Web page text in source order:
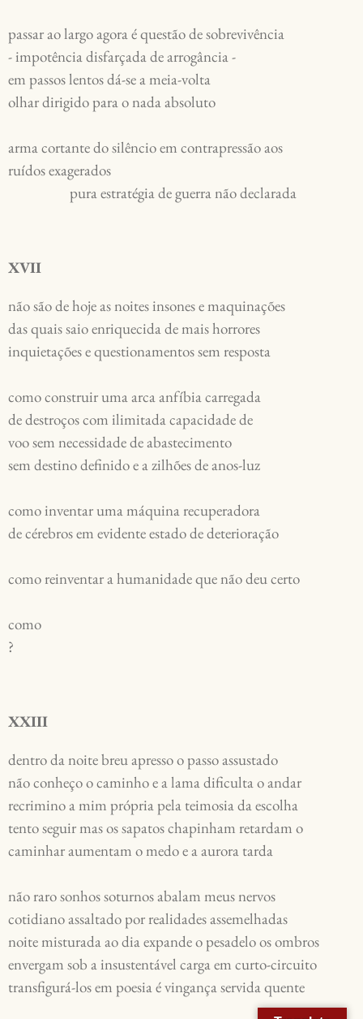
passar ao largo agora é questão de sobrevivência
- impotência disfarçada de arrogância -
em passos lentos dá-se a meia-volta
olhar dirigido para o nada absoluto
arma cortante do silêncio em contrapressão aos
ruídos exagerados
                   pura estratégia de guerra não declarada
XVII
não são de hoje as noites insones e maquinações
das quais saio enriquecida de mais horrores
inquietações e questionamentos sem resposta
como construir uma arca anfíbia carregada
de destroços com ilimitada capacidade de
voo sem necessidade de abastecimento
sem destino definido e a zilhões de anos-luz
como inventar uma máquina recuperadora
de cérebros em evidente estado de deterioração
como reinventar a humanidade que não deu certo
como
?
XXIII
dentro da noite breu apresso o passo assustado
não conheço o caminho e a lama dificulta o andar
recrimino a mim própria pela teimosia da escolha
tento seguir mas os sapatos chapinham retardam o
caminhar aumentam o medo e a aurora tarda
não raro sonhos soturnos abalam meus nervos
cotidiano assaltado por realidades assemelhadas
noite misturada ao dia expande o pesadelo os ombros
envergam sob a insustentável carga em curto-circuito
transfigurá-los em poesia é vingança servida quente